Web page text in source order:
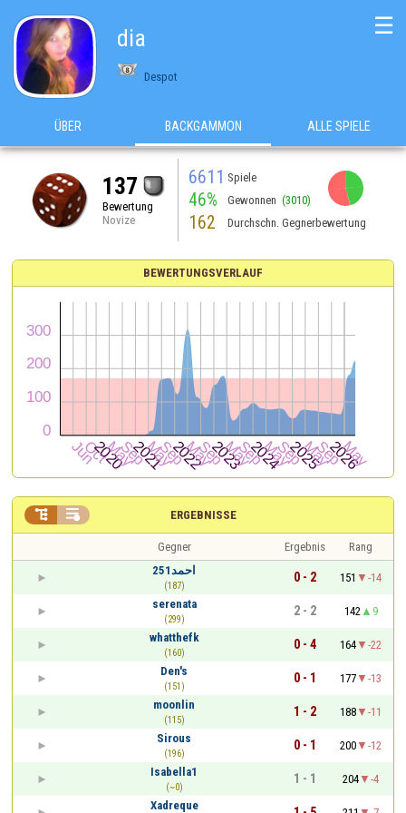
dia
Despot
☰
ÜBER BACKGAMMON ALLE SPIELE
137
Bewertung
Novize
6611 Spiele
46% Gewonnen (3010)
162 Durchschn. Gegnerbewertung
BEWERTUNGSVERLAUF
ERGEBNISSE
 
Gegner Ergebnis
Rang
احمد251
(187)
0 - 2 151
-14
serenata
(299)
2 - 2 142
9
whatthefk
(160)
0 - 4 164
-22
Den's
(151)
0 - 1 177
-13
moonlin
(115)
1 - 2 188
-11
Sirous
(196)
0 - 1 200
-12
Isabella1
(~0)
1 - 1 204
-4
Xadreque